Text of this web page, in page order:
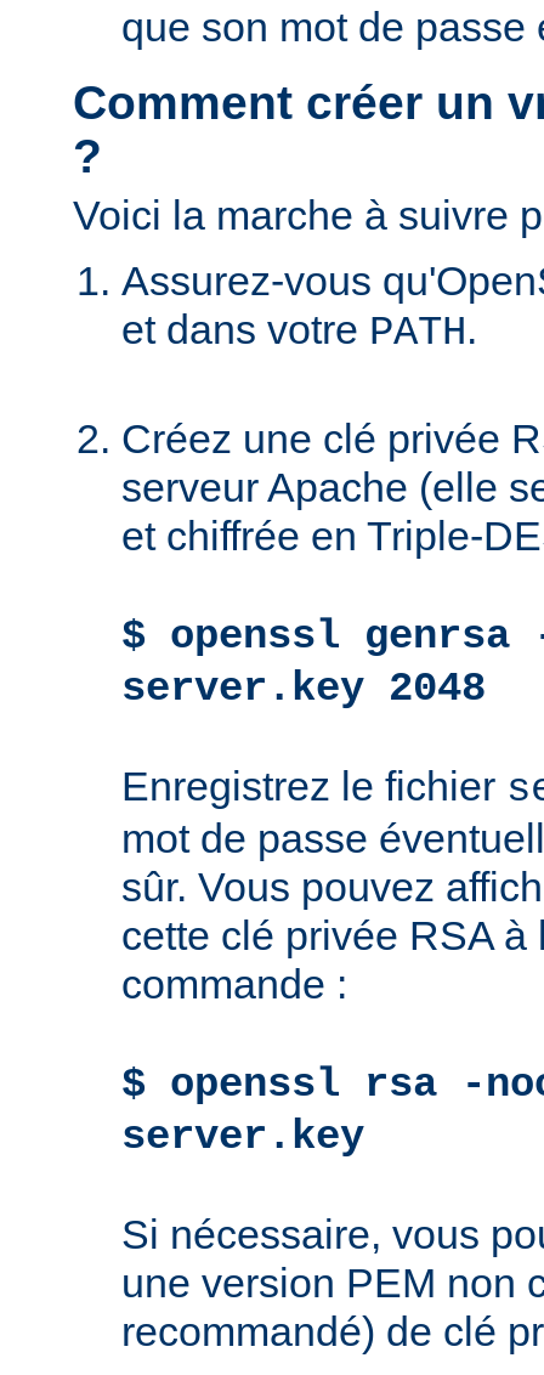
que son mot de passe
Comment créer un
?
Voici la marche à suivre
Assurez-vous
et dans votre PATH.
Créez une clé privée
serveur Apache (elle
et chiffrée en Triple-
$ openssl genrsa
server.key 2048
Enregistrez le fichier
mot de passe
sûr. Vous pouvez
cette clé privée RSA à
commande :
$ openssl rsa -
server.key
Si nécessaire, vous
une version PEM non
recommandé) de clé